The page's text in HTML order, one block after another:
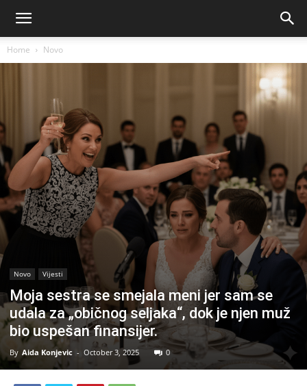
Home Novo
Novo Vijesti
Moja sestra se smejala meni jer sam se
udala za „običnog seljaka“, dok je njen muž
bio uspešan finansijer.
By Aida Konjevic - October 3, 2025 0